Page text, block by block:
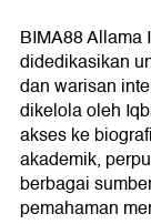
BIMA88 Allama
didedikasikan
dan warisan
dikelola oleh
akses ke
akademik,
berbagai
pemahaman